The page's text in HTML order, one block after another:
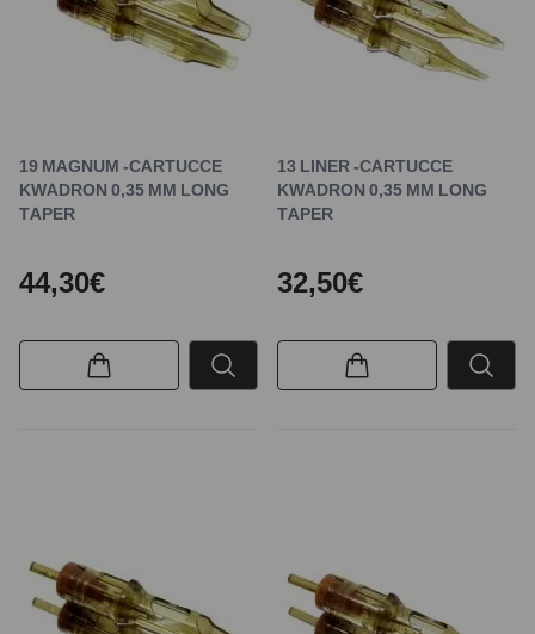
19 MAGNUM -CARTUCCE
KWADRON 0,35 MM LONG
TAPER
44,30€
13 LINER -CARTUCCE
KWADRON 0,35 MM LONG
TAPER
32,50€